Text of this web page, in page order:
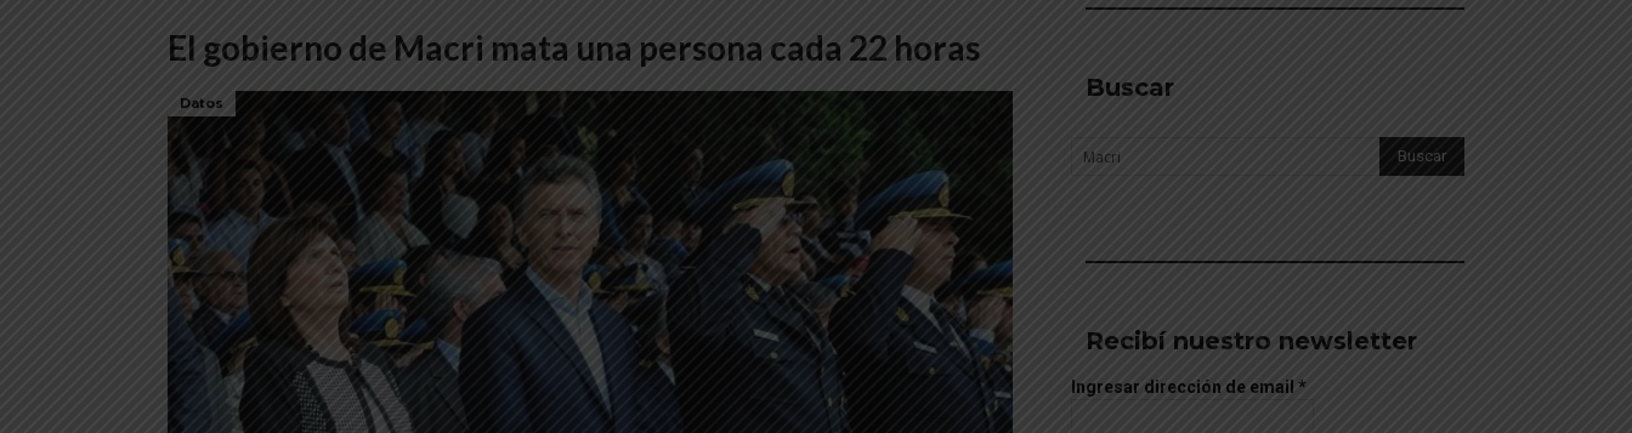
El gobierno de Macri mata una persona cada 22 horas
Datos
Buscar
Recibí nuestro newsletter
Ingresar dirección de email *